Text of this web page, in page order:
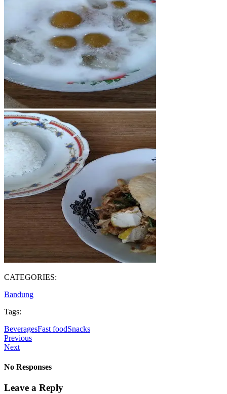
CATEGORIES:
Bandung
Tags:
BeveragesFast foodSnacks
Previous
Next
No Responses
Leave a Reply